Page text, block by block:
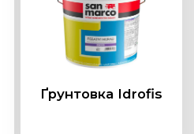
Ґрунтовка Idrofis